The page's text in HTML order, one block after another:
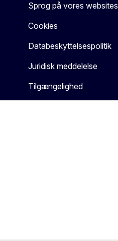
Sprog på vores websites
Cookies
Databeskyttelsespolitik
Juridisk meddelelse
Tilgængelighed